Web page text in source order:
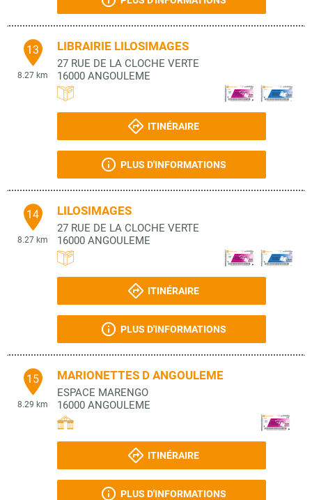
13
8.27 km
LIBRAIRIE LILOSIMAGES
27 RUE DE LA CLOCHE VERTE
16000 ANGOULEME
ITINÉRAIRE
PLUS D'INFORMATIONS
14
8.27 km
LILOSIMAGES
27 RUE DE LA CLOCHE VERTE
16000 ANGOULEME
ITINÉRAIRE
PLUS D'INFORMATIONS
15
8.29 km
MARIONETTES D ANGOULEME
ESPACE MARENGO
16000 ANGOULEME
ITINÉRAIRE
PLUS D'INFORMATIONS